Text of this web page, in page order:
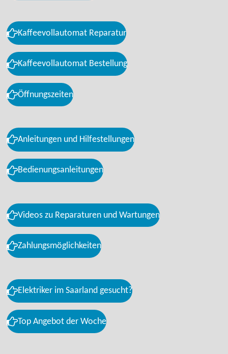
Kaffeevollautomat Reparatur
Kaffeevollautomat Bestellung
Öffnungszeiten
Anleitungen und Hilfestellungen
Bedienungsanleitungen
Videos zu Reparaturen und Wartungen
Zahlungsmöglichkeiten
Elektriker im Saarland gesucht?
Top Angebot der Woche